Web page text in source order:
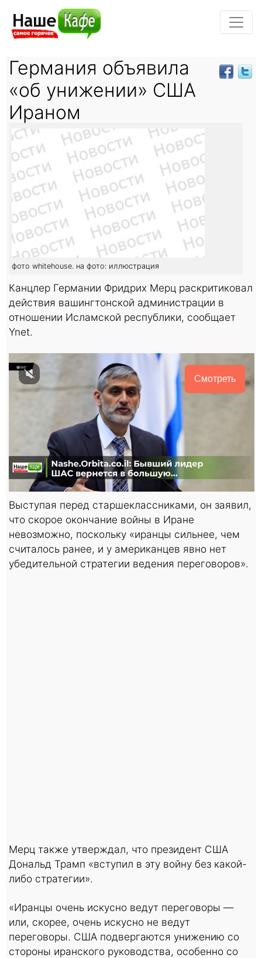
Германия объявила
«об унижении» США
Ираном
фото whitehouse. на фото: иллюстрация
Канцлер Германии Фридрих Мерц раскритиковал
действия вашингтонской администрации в
отношении Исламской республики, сообщает
Ynet.
Смотреть
Выступая перед старшеклассниками, он заявил,
что скорое окончание войны в Иране
невозможно, поскольку «иранцы сильнее, чем
считалось ранее, и у американцев явно нет
убедительной стратегии ведения переговоров».
Мерц также утверждал, что президент США
Дональд Трамп «вступил в эту войну без какой-
либо стратегии».
«Иранцы очень искусно ведут переговоры —
или, скорее, очень искусно не ведут
переговоры. США подвергаются унижению со
стороны иранского руководства, особенно со